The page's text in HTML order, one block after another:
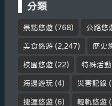
分類
景點悠遊 (768) 公路悠
美食悠遊 (2,247) 歷史
校園悠遊 (22) 特殊活動
海邊遊玩 (4) 災害記錄
捷運悠遊 (6) 輕軌悠遊